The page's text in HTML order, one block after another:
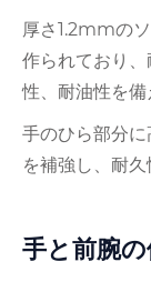
厚さ1.2mmの
作られており
性、耐油性を備
手のひら部分
を補強し、耐久
手と前腕